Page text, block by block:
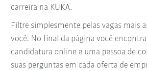
carreira na KUKA.
Filtre simplesmente pelas vagas mais
você. No final da página você
candidatura online e uma pessoa de
suas perguntas em cada oferta de